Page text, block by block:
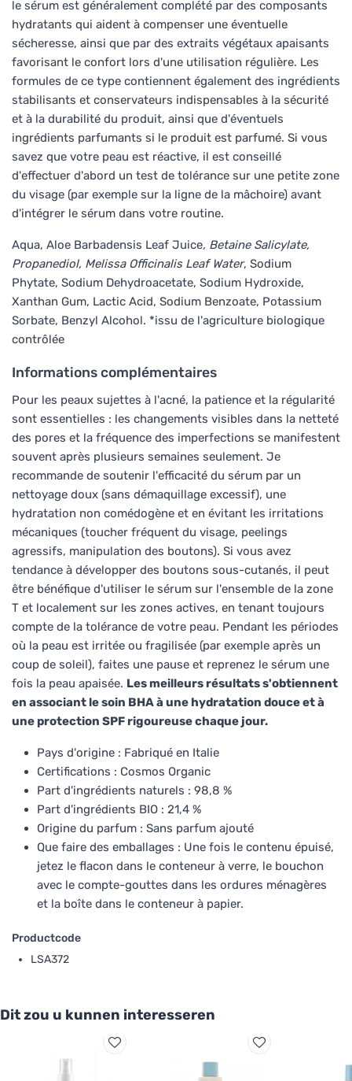
le sérum est généralement complété par des composants
hydratants qui aident à compenser une éventuelle
sécheresse, ainsi que par des extraits végétaux apaisants
favorisant le confort lors d'une utilisation régulière. Les
formules de ce type contiennent également des ingrédients
stabilisants et conservateurs indispensables à la sécurité
et à la durabilité du produit, ainsi que d'éventuels
ingrédients parfumants si le produit est parfumé. Si vous
savez que votre peau est réactive, il est conseillé
d'effectuer d'abord un test de tolérance sur une petite zone
du visage (par exemple sur la ligne de la mâchoire) avant
d'intégrer le sérum dans votre routine.
Aqua, Aloe Barbadensis Leaf Juice, Betaine Salicylate,
Propanediol, Melissa Officinalis Leaf Water, Sodium
Phytate, Sodium Dehydroacetate, Sodium Hydroxide,
Xanthan Gum, Lactic Acid, Sodium Benzoate, Potassium
Sorbate, Benzyl Alcohol. *issu de l'agriculture biologique
contrôlée
Informations complémentaires
Pour les peaux sujettes à l'acné, la patience et la régularité
sont essentielles : les changements visibles dans la netteté
des pores et la fréquence des imperfections se manifestent
souvent après plusieurs semaines seulement. Je
recommande de soutenir l'efficacité du sérum par un
nettoyage doux (sans démaquillage excessif), une
hydratation non comédogène et en évitant les irritations
mécaniques (toucher fréquent du visage, peelings
agressifs, manipulation des boutons). Si vous avez
tendance à développer des boutons sous-cutanés, il peut
être bénéfique d'utiliser le sérum sur l'ensemble de la zone
T et localement sur les zones actives, en tenant toujours
compte de la tolérance de votre peau. Pendant les périodes
où la peau est irritée ou fragilisée (par exemple après un
coup de soleil), faites une pause et reprenez le sérum une
fois la peau apaisée. Les meilleurs résultats s'obtiennent
en associant le soin BHA à une hydratation douce et à
une protection SPF rigoureuse chaque jour.
Pays d'origine : Fabriqué en Italie
Certifications : Cosmos Organic
Part d'ingrédients naturels : 98,8 %
Part d'ingrédients BIO : 21,4 %
Origine du parfum : Sans parfum ajouté
Que faire des emballages : Une fois le contenu épuisé,
jetez le flacon dans le conteneur à verre, le bouchon
avec le compte-gouttes dans les ordures ménagères
et la boîte dans le conteneur à papier.
Productcode
LSA372
Dit zou u kunnen interesseren